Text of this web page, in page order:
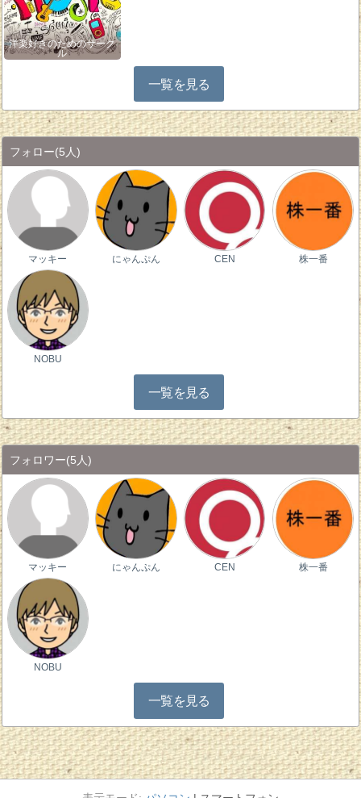
洋楽好きのためのサーク
ル
一覧を見る
フォロー(5人)
マッキー にゃんぷん CEN 株一番
NOBU
一覧を見る
フォロワー(5人)
マッキー にゃんぷん CEN 株一番
NOBU
一覧を見る